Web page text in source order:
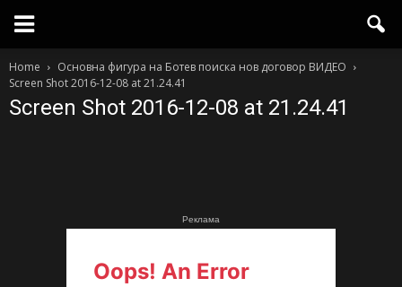
Home
Основна фигура на Ботев поиска нов договор ВИДЕО
Screen Shot 2016-12-08 at 21.24.41
Screen Shot 2016-12-08 at 21.24.41
Реклама